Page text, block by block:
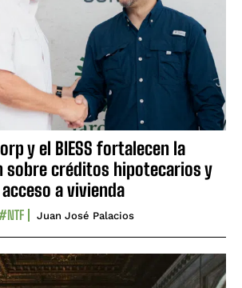
y el BIESS fortalecen la
sobre créditos hipotecarios y
acceso a vivienda
Juan José Palacios